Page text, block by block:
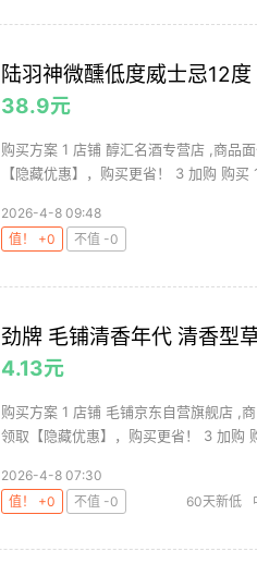
陆羽神微醺低度威士忌12
38.9元
购买方案 1 店铺 醇汇名酒专营店 ,商品
【隐藏优惠】，购买更省！ 3 加购 购买
2026-4-8 09:48
值！ +0
不值 -0
劲牌 毛铺清香年代 清香型
4.13元
购买方案 1 店铺 毛铺京东自营旗舰店 ,
领取【隐藏优惠】，购买更省！ 3 加购
2026-4-8 07:30
值！ +0
不值 -0 60天新低